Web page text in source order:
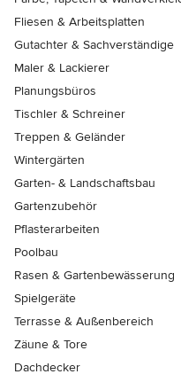
Fliesen & Arbeitsplatten
Gutachter & Sachverständige
Maler & Lackierer
Planungsbüros
Tischler & Schreiner
Treppen & Geländer
Wintergärten
Garten- & Landschaftsbau
Gartenzubehör
Pflasterarbeiten
Poolbau
Rasen & Gartenbewässerung
Spielgeräte
Terrasse & Außenbereich
Zäune & Tore
Dachdecker